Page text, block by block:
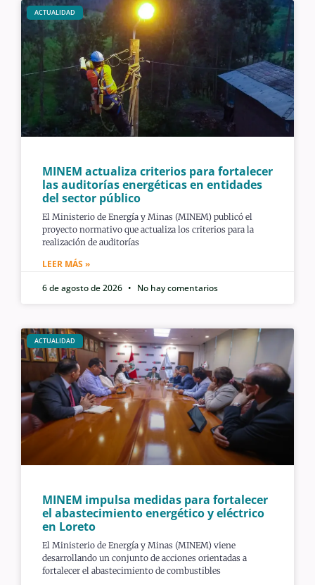
ACTUALIDAD
MINEM actualiza criterios para fortalecer
las auditorías energéticas en entidades
del sector público
El Ministerio de Energía y Minas (MINEM) publicó el
proyecto normativo que actualiza los criterios para la
realización de auditorías
LEER MÁS »
6 de agosto de 2026
No hay comentarios
ACTUALIDAD
MINEM impulsa medidas para fortalecer
el abastecimiento energético y eléctrico
en Loreto
El Ministerio de Energía y Minas (MINEM) viene
desarrollando un conjunto de acciones orientadas a
fortalecer el abastecimiento de combustibles